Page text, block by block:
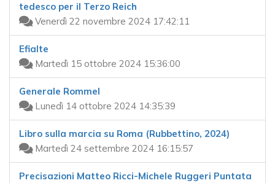
tedesco per il Terzo Reich
Venerdì 22 novembre 2024 17:42:11
Efialte
Martedì 15 ottobre 2024 15:36:00
Generale Rommel
Lunedì 14 ottobre 2024 14:35:39
Libro sulla marcia su Roma (Rubbettino, 2024)
Martedì 24 settembre 2024 16:15:57
Precisazioni Matteo Ricci-Michele Ruggeri Puntata